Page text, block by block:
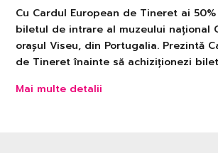
Cu Cardul European de Tineret ai
biletul de intrare al muzeului național
orașul Viseu, din Portugalia. Prezintă
de Tineret înainte să achiziționezi
Mai multe detalii